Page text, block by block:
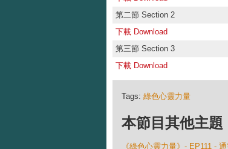
第二節 Section 2
下載 Download
第三節 Section 3
下載 Download
Tags: 綠色心靈力量
本節目其他主
《綠色心靈力量》- EP111 -